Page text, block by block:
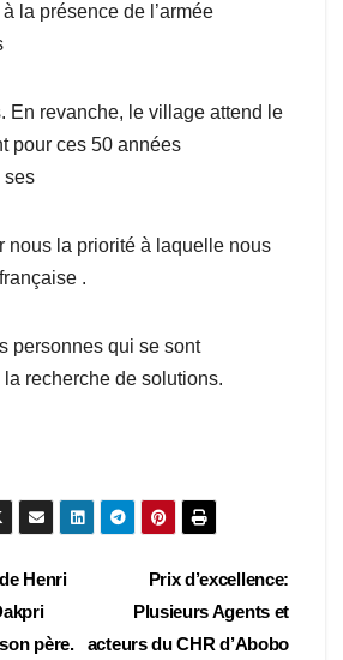
la présence de l’armée
En revanche, le village attend le
pour ces 50 années
ses
nous la priorité à laquelle nous
.
personnes qui se sont
recherche de solutions.
Prix d’excellence:
Plusieurs Agents et
acteurs du CHR d’Abobo
Henri
père.